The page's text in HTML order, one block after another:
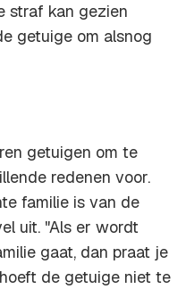
straf kan gezien
getuige om alsnog
getuigen om te
redenen voor.
familie is van de
uit. "Als er wordt
gaat, dan praat je
de getuige niet te